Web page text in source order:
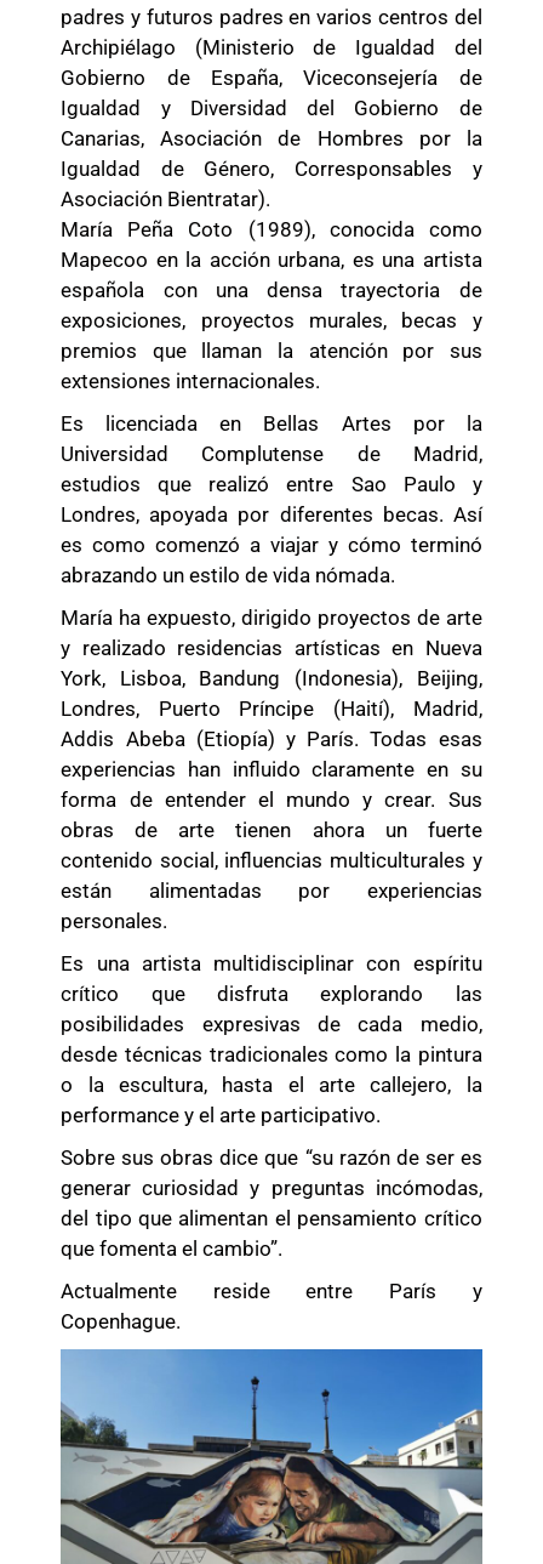
padres y futuros padres en varios centros del
Archipiélago (Ministerio de Igualdad del
Gobierno de España, Viceconsejería de
Igualdad y Diversidad del Gobierno de
Canarias, Asociación de Hombres por la
Igualdad de Género, Corresponsables y
Asociación Bientratar).
María Peña Coto (1989), conocida como
Mapecoo en la acción urbana, es una artista
española con una densa trayectoria de
exposiciones, proyectos murales, becas y
premios que llaman la atención por sus
extensiones internacionales.
Es licenciada en Bellas Artes por la
Universidad Complutense de Madrid,
estudios que realizó entre Sao Paulo y
Londres, apoyada por diferentes becas. Así
es como comenzó a viajar y cómo terminó
abrazando un estilo de vida nómada.
María ha expuesto, dirigido proyectos de arte
y realizado residencias artísticas en Nueva
York, Lisboa, Bandung (Indonesia), Beijing,
Londres, Puerto Príncipe (Haití), Madrid,
Addis Abeba (Etiopía) y París. Todas esas
experiencias han influido claramente en su
forma de entender el mundo y crear. Sus
obras de arte tienen ahora un fuerte
contenido social, influencias multiculturales y
están alimentadas por experiencias
personales.
Es una artista multidisciplinar con espíritu
crítico que disfruta explorando las
posibilidades expresivas de cada medio,
desde técnicas tradicionales como la pintura
o la escultura, hasta el arte callejero, la
performance y el arte participativo.
Sobre sus obras dice que “su razón de ser es
generar curiosidad y preguntas incómodas,
del tipo que alimentan el pensamiento crítico
que fomenta el cambio”.
Actualmente reside entre París y
Copenhague.